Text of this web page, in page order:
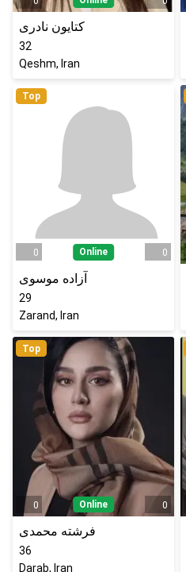
کتایون نادری
32
Qeshm, Iran
Top
0 Online 0
آزاده موسوی
29
Zarand, Iran
Top
0 Online 0
فرشته محمدی
36
Darab, Iran